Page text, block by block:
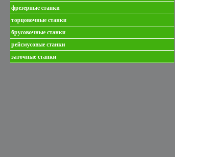
фрезерные станки
торцовочные станки
брусовочные станки
рейсмусовые станки
заточные станки